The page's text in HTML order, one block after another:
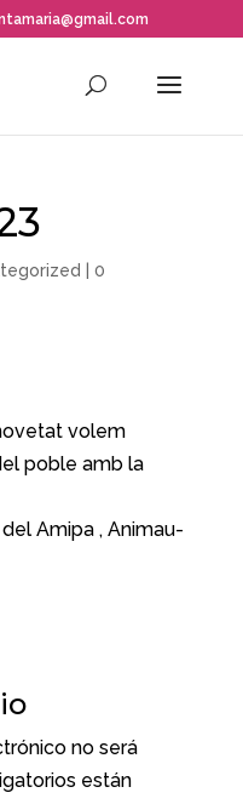
0
volem
poble amb la
Amipa , Animau-
no será
están